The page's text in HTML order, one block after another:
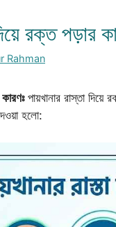
রক্ত পড়ার
Rahman
পায়খানার রাস্তা
হলো: